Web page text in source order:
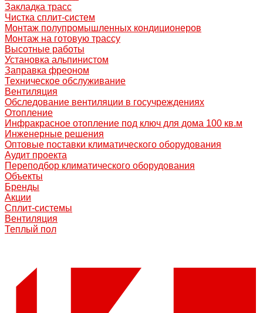
Закладка трасс
Чистка сплит-систем
Монтаж полупромышленных кондиционеров
Монтаж на готовую трассу
Высотные работы
Установка альпинистом
Заправка фреоном
Техническое обслуживание
Вентиляция
Обследование вентиляции в госучреждениях
Отопление
Инфракрасное отопление под ключ для дома 100 кв.м
Инженерные решения
Оптовые поставки климатического оборудования
Аудит проекта
Переподбор климатического оборудования
Объекты
Бренды
Акции
Сплит-системы
Вентиляция
Теплый пол